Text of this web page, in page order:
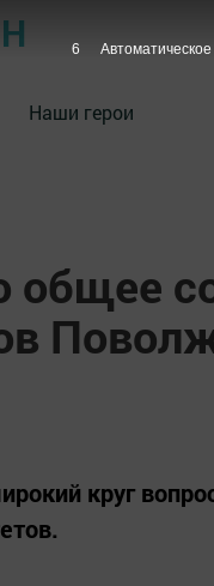
Наши герои
общее
круг
5